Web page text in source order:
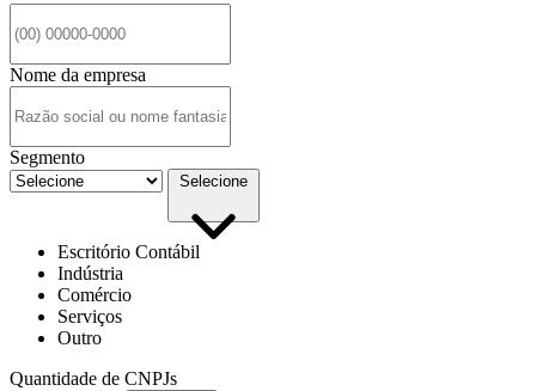
Nome da empresa
Segmento
Selecione
Escritório Contábil
Indústria
Comércio
Serviços
Outro
Quantidade de CNPJs